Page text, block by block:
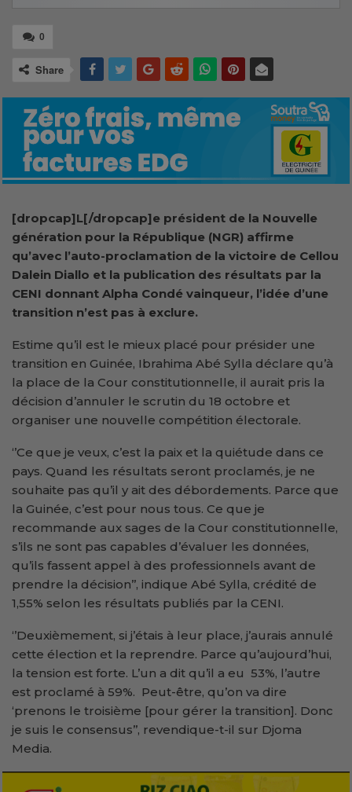
0
Share
[dropcap]L[/dropcap]e président de la Nouvelle
génération pour la République (NGR) affirme
qu’avec l’auto-proclamation de la victoire de Cellou
Dalein Diallo et la publication des résultats par la
CENI donnant Alpha Condé vainqueur, l’idée d’une
transition n’est pas à exclure.
Estime qu’il est le mieux placé pour présider une
transition en Guinée, Ibrahima Abé Sylla déclare qu’à
la place de la Cour constitutionnelle, il aurait pris la
décision d’annuler le scrutin du 18 octobre et
organiser une nouvelle compétition électorale.
‘’Ce que je veux, c’est la paix et la quiétude dans ce
pays. Quand les résultats seront proclamés, je ne
souhaite pas qu’il y ait des débordements. Parce que
la Guinée, c’est pour nous tous. Ce que je
recommande aux sages de la Cour constitutionnelle,
s’ils ne sont pas capables d’évaluer les données,
qu’ils fassent appel à des professionnels avant de
prendre la décision’’, indique Abé Sylla, crédité de
1,55% selon les résultats publiés par la CENI.
‘’Deuxièmement, si j’étais à leur place, j’aurais annulé
cette élection et la reprendre. Parce qu’aujourd’hui,
la tension est forte. L’un a dit qu’il a eu 53%, l’autre
est proclamé à 59%. Peut-être, qu’on va dire
‘prenons le troisième [pour gérer la transition]. Donc
je suis le consensus’’, revendique-t-il sur Djoma
Media.